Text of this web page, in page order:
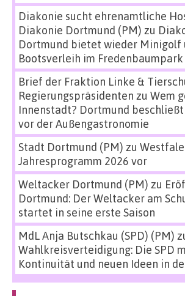
Diakonie sucht ehrenamtliche
Diakonie Dortmund (PM) zu
Dortmund bietet wieder Minigolf
Bootsverleih im Fredenbaumpark
Brief der Fraktion Linke &
Regierungspräsidenten zu Wem
Innenstadt? Dortmund
vor der Außengastronomie
Stadt Dortmund (PM) zu
Jahresprogramm 2026 vor
Weltacker Dortmund (PM) zu
Dortmund: Der Weltacker am
startet in seine erste Saison
MdL Anja Butschkau (SPD) (PM)
Wahlkreisverteidigung: Die SPD
Kontinuität und neuen Ideen in